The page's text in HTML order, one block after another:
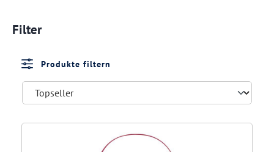
Filter
Produkte filtern